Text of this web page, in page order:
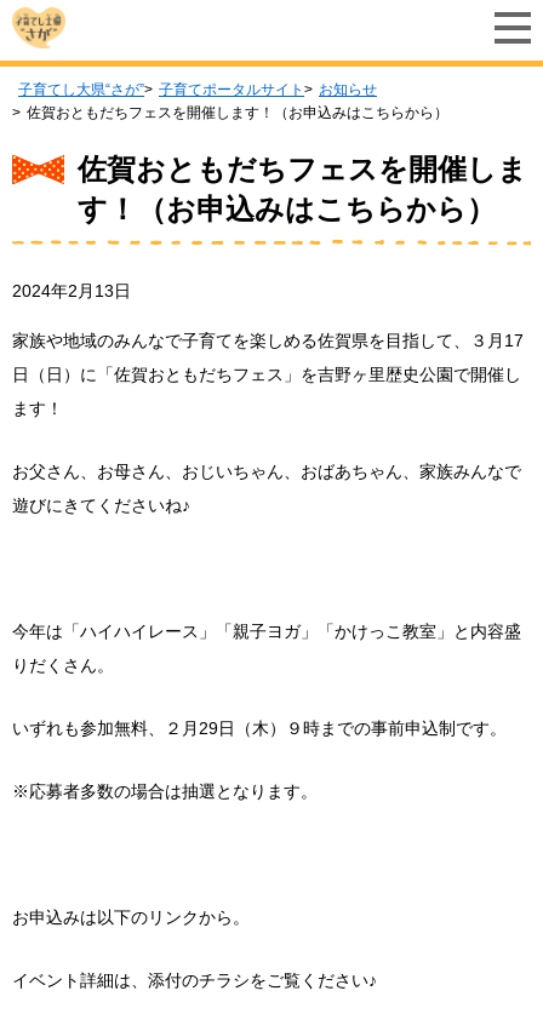
子育てし大県“さが” 子育てポータルサイト
お知らせ
佐賀おともだちフェスを開催します！（お申込みはこちらから）
佐賀おともだちフェスを開催しま
す！（お申込みはこちらから）
2024年2月13日
家族や地域のみんなで子育てを楽しめる佐賀県を目指して、３月17
日（日）に「佐賀おともだちフェス」を吉野ヶ里歴史公園で開催し
ます！
お父さん、お母さん、おじいちゃん、おばあちゃん、家族みんなで
遊びにきてくださいね♪
今年は「ハイハイレース」「親子ヨガ」「かけっこ教室」と内容盛
りだくさん。
いずれも参加無料、２月29日（木）９時までの事前申込制です。
※応募者多数の場合は抽選となります。
お申込みは以下のリンクから。
イベント詳細は、添付のチラシをご覧ください♪